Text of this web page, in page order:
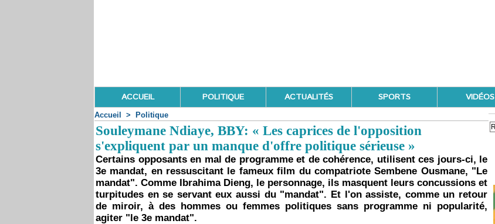
ACCUEIL POLITIQUE ACTUALITÉS SPORTS VIDÉOS
Accueil > Politique
Souleymane Ndiaye, BBY: « Les caprices de l'opposition
s'expliquent par un manque d'offre politique sérieuse »
Certains opposants en mal de programme et de cohérence, utilisent ces jours-ci, le
3e mandat, en ressuscitant le fameux film du compatriote Sembene Ousmane, "Le
mandat". Comme Ibrahima Dieng, le personnage, ils masquent leurs concussions et
turpitudes en se servant eux aussi du "mandat". Et l'on assiste, comme un retour
de miroir, à des hommes ou femmes politiques sans programme ni popularité,
agiter "le 3e mandat".